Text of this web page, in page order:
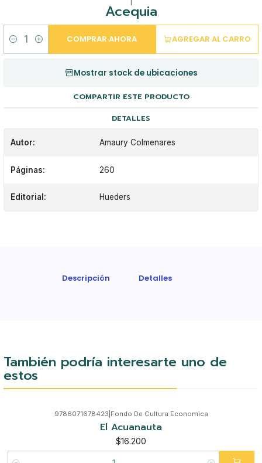
Acequia
Cantidad
AGREGAR AL CARRO
COMPRAR AHORA
Mostrar stock de ubicaciones
COMPARTIR ESTE PRODUCTO
DETALLES
Autor: Amaury Colmenares
Páginas: 260
Editorial: Hueders
Descripción Detalles
También podría interesarte uno de
estos
9786071678423 Fondo De Cultura Economica
El Acuanauta
$16.200